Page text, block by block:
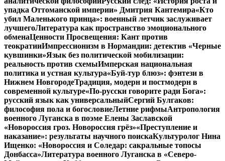
упадка Оттоманской империи» Дмитрия Кантемира«Кто
убил Маленького принца»: военный летчик заслуживает
лучшегоЛитература как пространство эмоционального
обменаЦенности Просвещения: Кант против
теократииИмпрессионизм в Нормандии: детектив «Черные
кувшинки»Язык без политической мобилизации:
реальность против схемыИмперская национальная
политика и устная культура«Буй-тур блюз»: фэнтези в
Нижнем НовгородеТрадиция, модерн и постмодерн в
современной культуре«По-русски говорите ради Бога»:
русский язык как универсальныйСергий Булгаков:
философия пола и богословиеЛетние рифмыАнтропология
военного Луганска в поэме Елены Заславской
«Новороссия гроз. Новороссия грёз»«Преступление и
наказание»: результаты научного поискаКультуролог Нина
Ищенко: «Новороссия и Соледар: сакральные топосы
Донбасса»Литература военного Луганска в «Северо-